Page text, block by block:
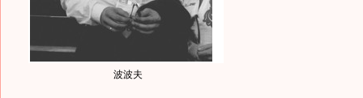
波波夫